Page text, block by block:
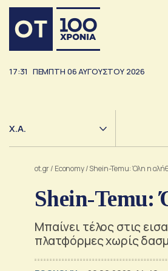
17:31 ΠΕΜΠΤΗ 06ΑΥΓΟΥΣΤΟΥ 2026
Χ.Α.
ot.gr/ Economy/Shein-Temu: Όλη η
Shein-Temu:
Μπαίνει τέλος στις
πλατφόρμες χωρίς